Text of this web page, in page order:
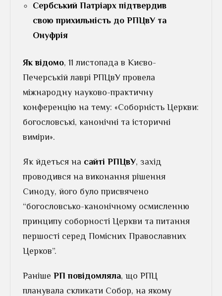
Сербський Патріарх підтвердив
свою прихильність до РПЦвУ та
Онуфрія
Як відомо, 11 листопада в Києво-
Печерській лаврі РПЦвУ провела
міжнародну науково-практичну
конференцію на тему: «Соборність Церкви:
богословські, канонічні та історичні
виміри».
Як йдеться на сайті РПЦвУ, захід
проводився на виконання рішення
Синоду, його було присвячено
“богословсько-канонічному осмисленню
принципу соборності Церкви та питання
першості серед Помісних Православних
Церков”.
Раніше РП повідомляла, що РПЦ
планувала скликати Собор, на якому